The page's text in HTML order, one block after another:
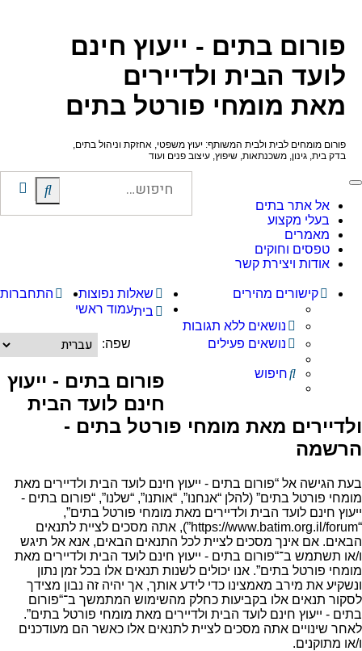
פורום בתים - ייעוץ חינם
לועד הבית ולדיירים
מאת מומחי פורטל בתים
פורום מומחים לבית ולבית המשותף: יעוץ משפטי, אחזקת וניהול בתים,
בדק בית, גינון, משכנתאות, שיפוץ, עיצוב פנים ועוד
חיפוש
אל אתר בתים
בעלי מקצוע
מאמרים
טפסים וחוקים
אודות ויצירת קשר
קישורים מהירים
נושאים ללא תגובות
נושאים פעילים
חיפוש
שאלות נפוצות
התחברות
ביתעמוד ראשי
שפה:
פורום בתים - ייעוץ
חינם לועד הבית
ולדיירים מאת מומחי פורטל בתים -
הרשמה
בעת הגישה אל “פורום בתים - ייעוץ חינם לועד הבית ולדיירים מאת
מומחי פורטל בתים” (להלן “אנחנו”, “אותנו”, “שלנו”, “פורום בתים -
ייעוץ חינם לועד הבית ולדיירים מאת מומחי פורטל בתים”,
“https://www.batim.org.il/forum”), אתה מסכים לציית לתנאים
הבאים. אם אינך מסכים לציית לכל התנאים הבאים, אנא אל תיגש
ו/או תשתמש ב־“פורום בתים - ייעוץ חינם לועד הבית ולדיירים מאת
מומחי פורטל בתים”. אנו יכולים לשנות תנאים אלו בכל זמן נתון
ונשקיע את מירב מאמצינו כדי לידע אותך, אך יהיה זה נבון מצידך
לסקור תנאים אלו בקביעות כחלק מהשימוש המתמשך ב־“פורום
בתים - ייעוץ חינם לועד הבית ולדיירים מאת מומחי פורטל בתים”.
לאחר שינויים אתה מסכים לציית לתנאים אלו כאשר הם מעודכנים
ו/או מתוקנים.